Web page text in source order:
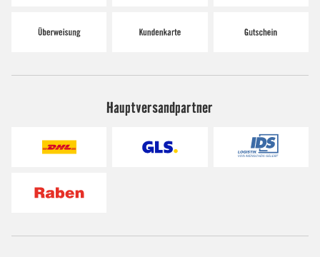
Hauptversandpartner